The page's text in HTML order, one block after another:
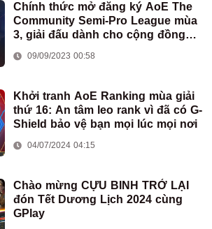
Chính thức mở đăng ký AoE The
Community Semi-Pro League mùa
3, giải đấu dành cho cộng đồng
09/09/2023 00:58
Khởi tranh AoE Ranking mùa giải
thứ 16: An tâm leo rank vì đã có G-
Shield bảo vệ bạn mọi lúc mọi nơi
04/07/2024 04:15
Chào mừng CỰU BINH TRỞ LẠI
đón Tết Dương Lịch 2024 cùng
GPlay